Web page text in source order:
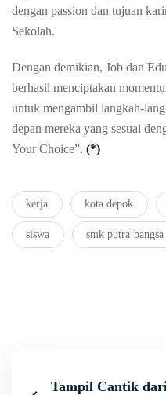
dengan passion dan tujuan
Sekolah.
Dengan demikian, Job dan
berhasil menciptakan
untuk mengambil langkah-
depan mereka yang sesuai
Your Choice”. (*)
kerja kota depok
siswa smk putra bangsa
Tampil Cantik